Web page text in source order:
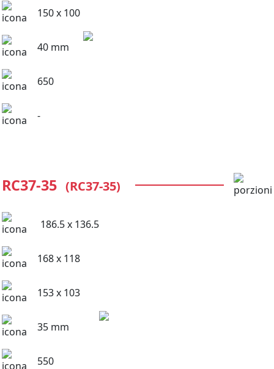
150 x 100
40 mm
650
-
RC37-35 (RC37-35)
186.5 x 136.5
168 x 118
153 x 103
35 mm
550